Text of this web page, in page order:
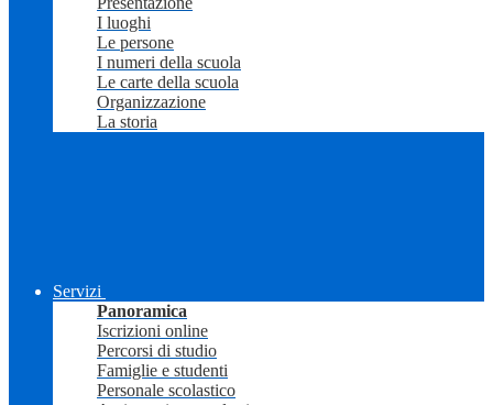
I luoghi
Le persone
I numeri della scuola
Le carte della scuola
Organizzazione
La storia
Servizi
Panoramica
Iscrizioni online
Percorsi di studio
Famiglie e studenti
Personale scolastico